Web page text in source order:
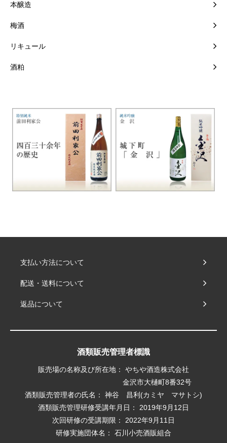
本醸造
梅酒
リキュール
酒粕
支払い方法について
配送・送料について
返品について
酒類販売管理者標識
販売場の名称及び所在地： やちや酒造株式会社
金沢市大樋町8番32号
酒類販売管理者の氏名： 神谷 昌利(カミヤ マサトシ)
酒類販売管理研修受講年月日： 2019年9月12日
次回研修の受講期限： 2022年9月11日
研修実施団体名： 石川小売酒販組合